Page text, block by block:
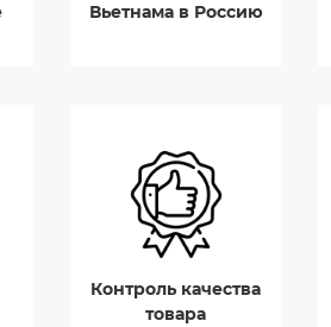
Вьетнама в Россию
Контроль качества
товара